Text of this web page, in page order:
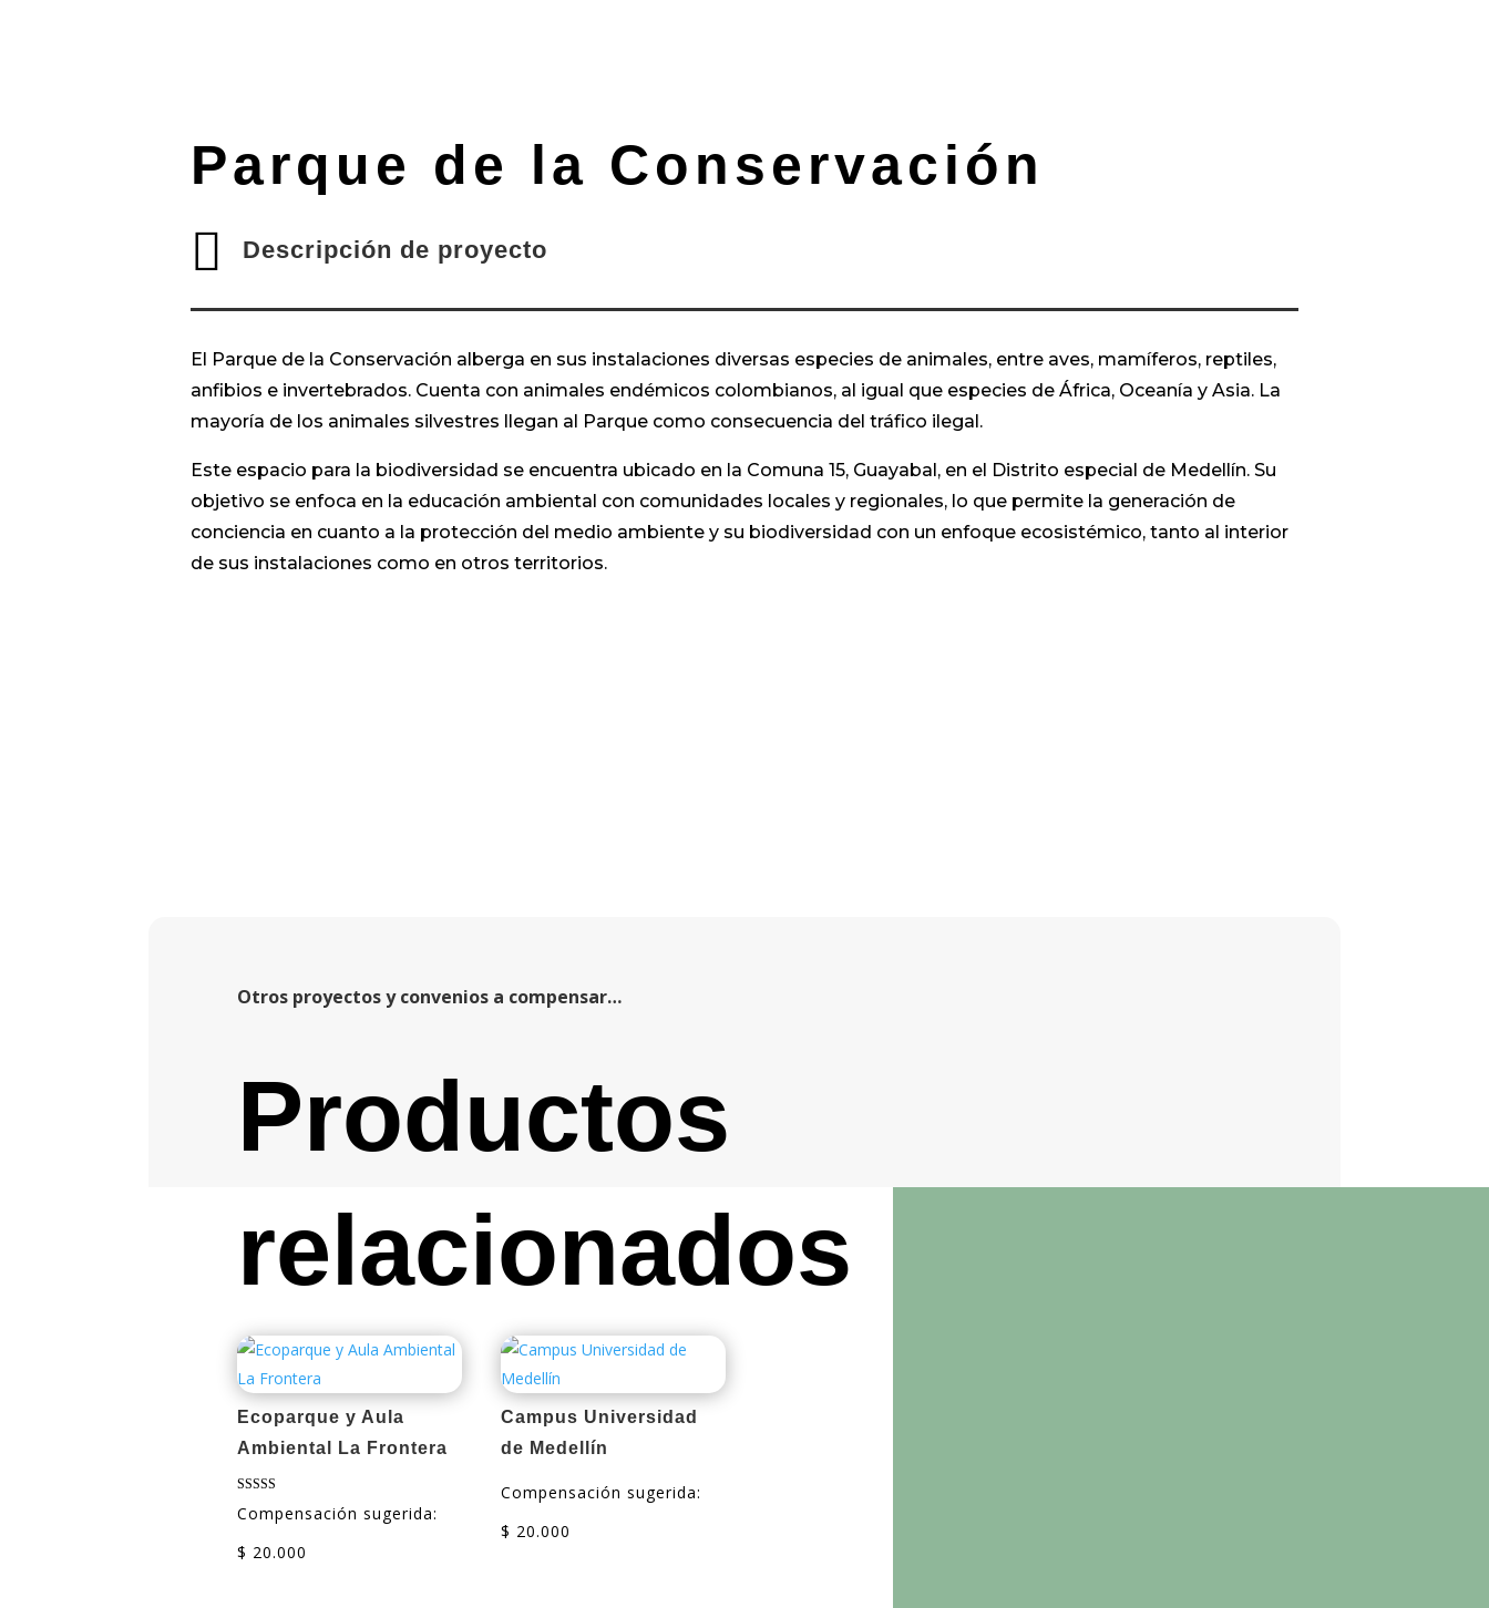
valoraci
Parque de la Conservación
 Descripción de proyecto
El Parque de la Conservación alberga en sus instalaciones diversas especies de animales, entre aves, mamíferos, reptiles,
anfibios e invertebrados. Cuenta con animales endémicos colombianos, al igual que especies de África, Oceanía y Asia. La
mayoría de los animales silvestres llegan al Parque como consecuencia del tráfico ilegal.
Este espacio para la biodiversidad se encuentra ubicado en la Comuna 15, Guayabal, en el Distrito especial de Medellín. Su
objetivo se enfoca en la educación ambiental con comunidades locales y regionales, lo que permite la generación de
conciencia en cuanto a la protección del medio ambiente y su biodiversidad con un enfoque ecosistémico, tanto al interior
de sus instalaciones como en otros territorios.
Otros proyectos y convenios a compensar…
Productos
relacionados
Ecoparque y Aula
Ambiental La Frontera
5.00
Compensación sugerida:
$ 20.000
Campus Universidad
de Medellín
Compensación sugerida:
$ 20.000